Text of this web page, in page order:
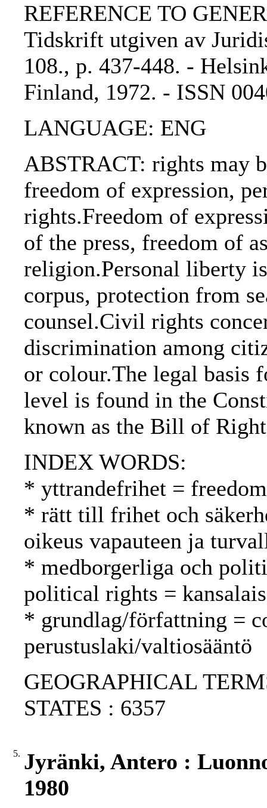
REFERENCE TO
Tidskrift utgiven av
108., p. 437-448. -
Finland, 1972. - ISSN
LANGUAGE: ENG
ABSTRACT: rights may
freedom of expression,
rights.Freedom of
of the press, freedom of
religion.Personal liberty
corpus, protection from
counsel.Civil rights
discrimination among
or colour.The legal basis
level is found in the
known as the Bill of
INDEX WORDS:
* yttrandefrihet =
* rätt till frihet och
oikeus vapauteen ja
* medborgerliga och
political rights =
* grundlag/författning =
perustuslaki/valtiosääntö
GEOGRAPHICAL
STATES : 6357
5. Jyränki, Antero :
1980